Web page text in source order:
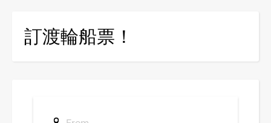
訂渡輪船票！